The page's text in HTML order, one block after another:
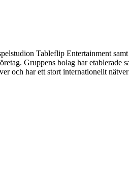
Tableflip Entertainment
Gruppens bolag har etablerade
och har ett stort internationellt